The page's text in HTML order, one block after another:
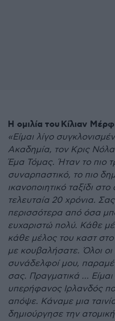
Η ομιλία του Κίλιαν
«Είμαι λίγο
Ακαδημία, τον Κρις
Έμα Τόμας. Ήταν το πιο
συναρπαστικό, το πιο
ικανοποιητικό ταξίδι
τελευταία 20 χρόνια.
περισσότερα από όσα
ευχαριστώ πολύ. Κάθε
κάθε μέλος του καστ
με κουβαλήσατε. Όλοι
συνάδελφοί μου,
σας. Πραγματικά ...
υπερήφανος Ιρλανδός
απόψε. Κάναμε μια
δημιούργησε την